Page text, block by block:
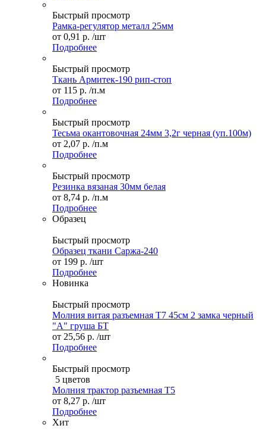
Быстрый просмотр
Рамка-регулятор металл 25мм
от 0,91 р. /шт
Подробнее
Быстрый просмотр
Ткань Армитек-190 рип-стоп
от 115 р. /п.м
Подробнее
Быстрый просмотр
Тесьма окантовочная 24мм 3,2г черная (уп.100м)
от 2,07 р. /п.м
Подробнее
Быстрый просмотр
Резинка вязаная 30мм белая
от 8,74 р. /п.м
Подробнее
Образец
Быстрый просмотр
Образец ткани Саржа-240
от 199 р. /шт
Подробнее
Новинка
Быстрый просмотр
Молния витая разъемная Т7 45см 2 замка черный
"А" груша БТ
от 25,56 р. /шт
Подробнее
Быстрый просмотр
5 цветов
Молния трактор разъемная Т5
от 8,27 р. /шт
Подробнее
Хит